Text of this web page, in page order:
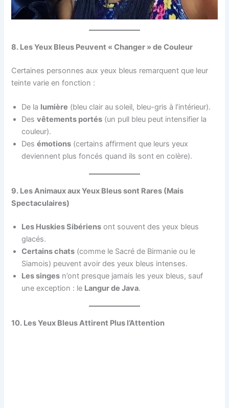
8. Les Yeux Bleus Peuvent « Changer » de Couleur
Certaines personnes aux yeux bleus remarquent que leur
teinte varie en fonction :
De la lumière (bleu clair au soleil, bleu-gris à l’intérieur).
Desvêtements portés (un pull bleu peut intensifier la
couleur).
Desémotions (certains affirment que leurs yeux
deviennent plus foncés quand ils sont en colère).
9. Les Animaux aux Yeux Bleus sont Rares (Mais
Spectaculaires)
Les Huskies Sibériens ont souvent des yeux bleus
glacés.
Certains chats (comme le Sacré de Birmanie ou le
Siamois) peuvent avoir des yeux bleus intenses.
Les singes n’ont presque jamais les yeux bleus, sauf
une exception : le Langur de Java.
10. Les Yeux Bleus Attirent Plus l’Attention